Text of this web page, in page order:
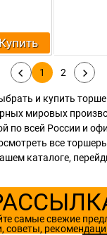
Купить
1 2
и купить
мировых
по всей России и
все
каталоге,
самые свежие
советы,